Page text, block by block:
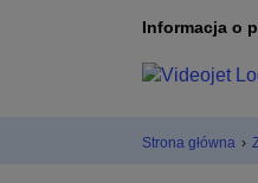
Informacja o
Strona główna ›